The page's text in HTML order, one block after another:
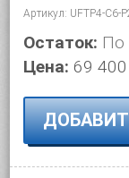
Артикул: UFTP4-C6-
Остаток: По
Цена: 69